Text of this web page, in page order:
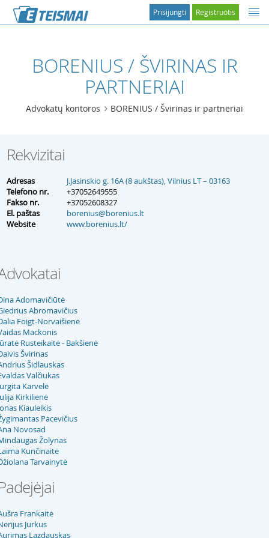
Registruotis
Prisijungti
BORENIUS / ŠVIRINAS IR
PARTNERIAI
Advokatų kontoros BORENIUS / Švirinas ir partneriai
Rekvizitai
Adresas
J.Jasinskio g. 16A (8 aukštas), Vilnius LT – 03163
Telefono nr.
+37052649555
Fakso nr.
+37052608327
El. paštas
borenius@borenius.lt
Website
www.borenius.lt/
Adomavičiūtė
Abromavičius
Foigt-Norvaišienė
Mackonis
Rusteikaitė - Bakšienė
Švirinas
Šidlauskas
Valčiukas
Karvelė
Kirkilienė
Kiauleikis
Pacevičius
Novosad
Žolynas
Kunčinaitė
Tarvainytė
Frankaitė
Jurkus
Lazdauskas